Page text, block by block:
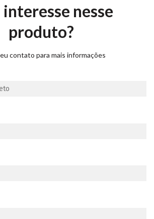
interesse nesse
produto?
contato para mais informações